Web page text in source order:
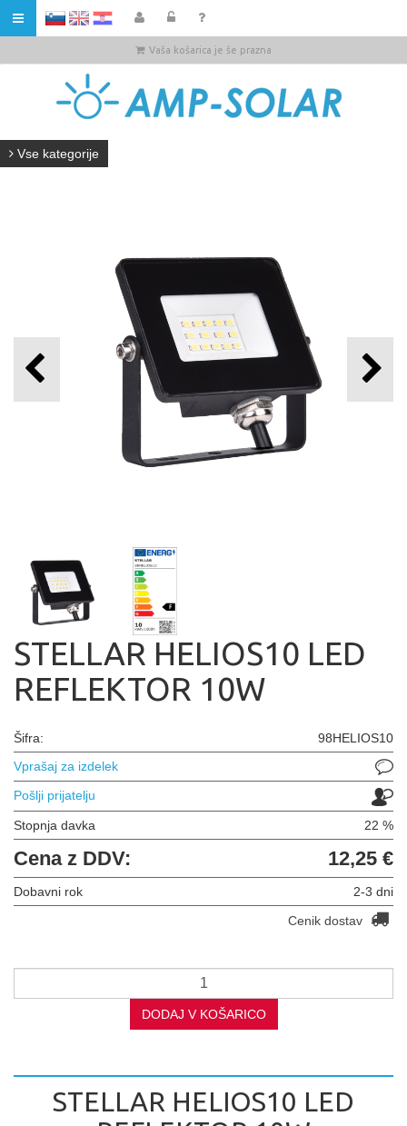
HR
Vaša košarica je še prazna
Vse kategorije
STELLAR HELIOS10 LED
REFLEKTOR 10W
Šifra:
98HELIOS10
Vprašaj za izdelek
Pošlji prijatelju
Stopnja davka 22 %
Cena z DDV: 12,25 €
Dobavni rok
2-3 dni
Cenik dostav
DODAJ V KOŠARICO
STELLAR HELIOS10 LED